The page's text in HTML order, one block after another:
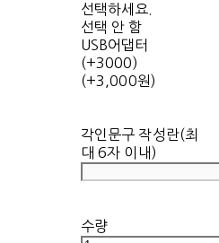
선택하세요.
선택 안 함
USB어댑터
(+3000)
(+3,000원)
각인문구 작성란(최
대 6자 이내)
수량